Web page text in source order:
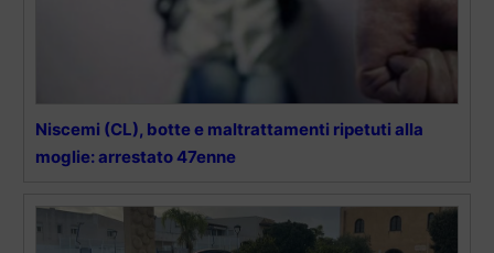
Niscemi (CL), botte e maltrattamenti ripetuti alla
moglie: arrestato 47enne